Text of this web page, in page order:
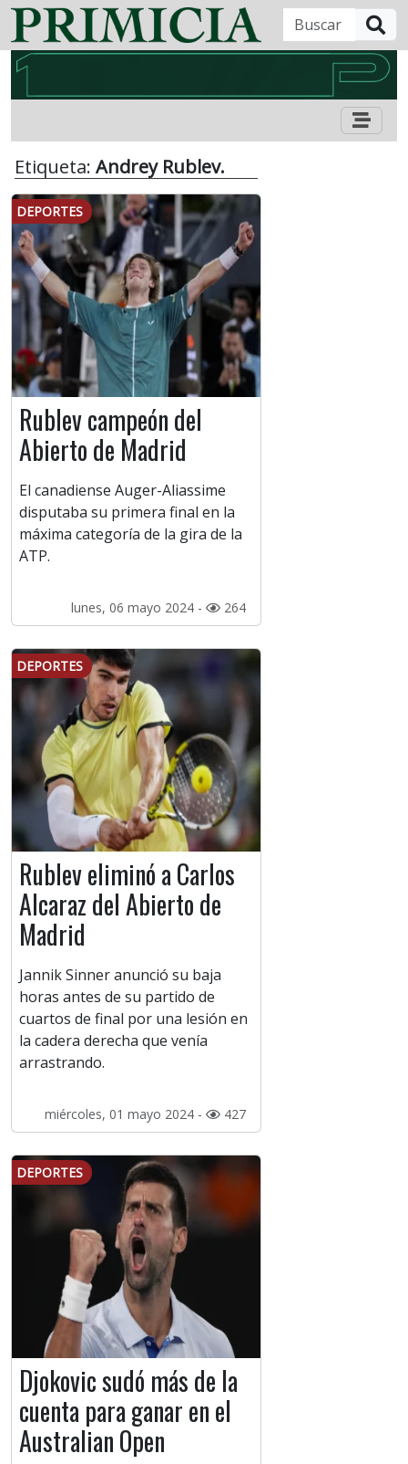
Etiqueta: Andrey Rublev.
DEPORTES
Rublev campeón del
Abierto de Madrid
El canadiense Auger-Aliassime
disputaba su primera final en la
máxima categoría de la gira de la
ATP.
lunes, 06 mayo 2024 - 264
DEPORTES
Rublev eliminó a Carlos
Alcaraz del Abierto de
Madrid
Jannik Sinner anunció su baja
horas antes de su partido de
cuartos de final por una lesión en
la cadera derecha que venía
arrastrando.
miércoles, 01 mayo 2024 - 427
DEPORTES
Djokovic sudó más de la
cuenta para ganar en el
Australian Open